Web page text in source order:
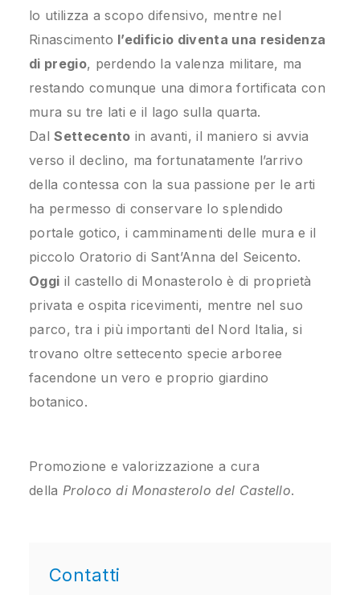
lo utilizza a scopo difensivo, mentre nel
Rinascimento l’edificio diventa una residenza
di pregio, perdendo la valenza militare, ma
restando comunque una dimora fortificata con
mura su tre lati e il lago sulla quarta.
DalSettecento in avanti, il maniero si avvia
verso il declino, ma fortunatamente l’arrivo
della contessa con la sua passione per le arti
ha permesso di conservare lo splendido
portale gotico, i camminamenti delle mura e il
piccolo Oratorio di Sant’Anna del Seicento.
Oggi il castello di Monasterolo è di proprietà
privata e ospita ricevimenti, mentre nel suo
parco, tra i più importanti del Nord Italia, si
trovano oltre settecento specie arboree
facendone un vero e proprio giardino
botanico.
Promozione e valorizzazione a cura
della Proloco di Monasterolo del Castello.
Contatti